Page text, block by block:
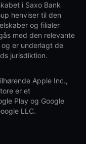
i Saxo Bank
henviser til den
og filialer
med den relevante
er underlagt de
jurisdiktion.
Apple Inc.,
er et
Play og Google
LLC.